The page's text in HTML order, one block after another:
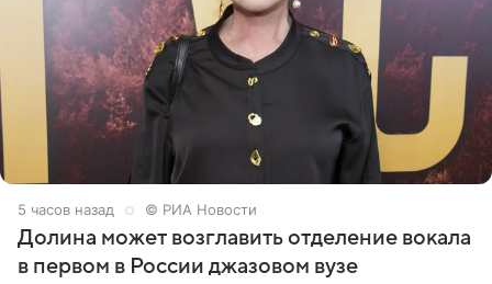
5 часов назад © РИА Новости
Долина может возглавить отделение вокала
в первом в России джазовом вузе